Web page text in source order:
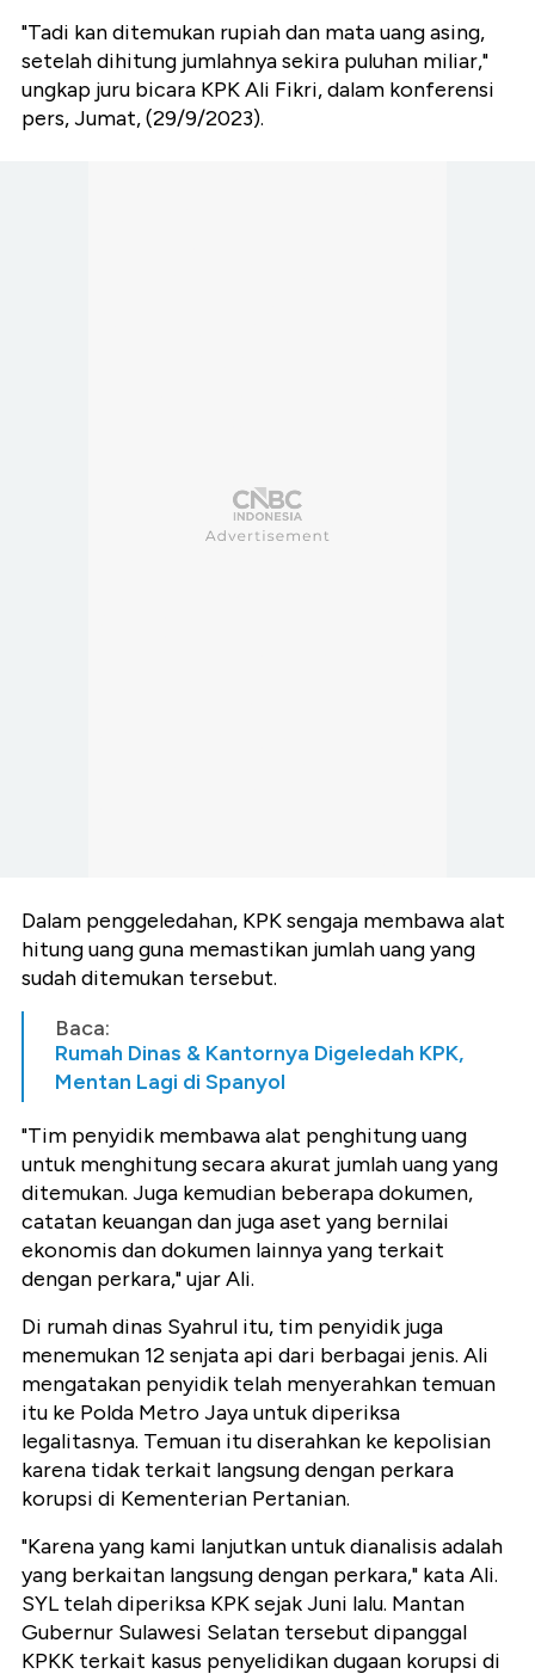
"Tadi kan ditemukan rupiah dan mata uang asing,
setelah dihitung jumlahnya sekira puluhan miliar,"
ungkap juru bicara KPK Ali Fikri, dalam konferensi
pers, Jumat, (29/9/2023).
Dalam penggeledahan, KPK sengaja membawa alat
hitung uang guna memastikan jumlah uang yang
sudah ditemukan tersebut.
Baca:
Rumah Dinas & Kantornya Digeledah KPK,
Mentan Lagi di Spanyol
"Tim penyidik membawa alat penghitung uang
untuk menghitung secara akurat jumlah uang yang
ditemukan. Juga kemudian beberapa dokumen,
catatan keuangan dan juga aset yang bernilai
ekonomis dan dokumen lainnya yang terkait
dengan perkara," ujar Ali.
Di rumah dinas Syahrul itu, tim penyidik juga
menemukan 12 senjata api dari berbagai jenis. Ali
mengatakan penyidik telah menyerahkan temuan
itu ke Polda Metro Jaya untuk diperiksa
legalitasnya. Temuan itu diserahkan ke kepolisian
karena tidak terkait langsung dengan perkara
korupsi di Kementerian Pertanian.
"Karena yang kami lanjutkan untuk dianalisis adalah
yang berkaitan langsung dengan perkara," kata Ali.
SYL telah diperiksa KPK sejak Juni lalu. Mantan
Gubernur Sulawesi Selatan tersebut dipanggal
KPKK terkait kasus penyelidikan dugaan korupsi di